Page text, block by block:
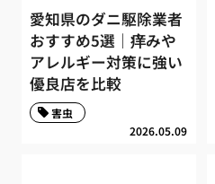
愛知県のダニ駆除業者
おすすめ5選｜痒みや
アレルギー対策に強い
優良店を比較
2026.05.09
害虫